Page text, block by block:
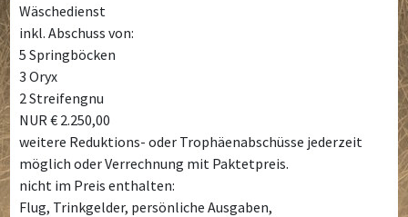
Wäschedienst
inkl. Abschuss von:
5 Springböcken
3 Oryx
2 Streifengnu
NUR € 2.250,00
weitere Reduktions- oder Trophäenabschüsse jederzeit
möglich oder Verrechnung mit Paktetpreis.
nicht im Preis enthalten:
Flug, Trinkgelder, persönliche Ausgaben,